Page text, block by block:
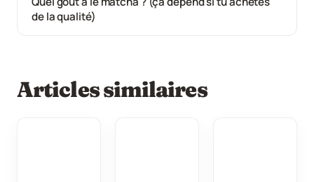
de la qualité)
Articles similaires